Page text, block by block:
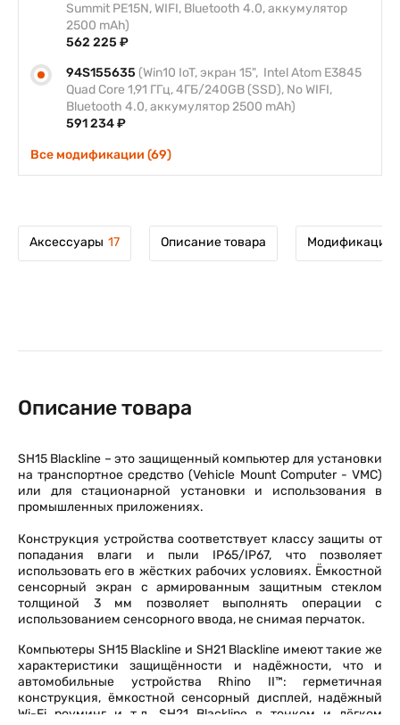
Summit PE15N, WIFI, Bluetooth 4.0, аккумулятор
2500 mAh)
562 225 ₽
94S155635 (Win10 IoT, экран 15", Intel Atom E3845
Quad Core 1,91 ГГц, 4ГБ/240GB (SSD), No WIFI,
Bluetooth 4.0, аккумулятор 2500 mAh)
591 234 ₽
Все модификации (69)
Аксессуары 17 Описание товара Модификации
Описание товара
SH15 Blackline – это защищенный компьютер для установки
на транспортное средство (Vehicle Mount Computer - VMC)
или для стационарной установки и использования в
промышленных приложениях.
Конструкция устройства соответствует классу защиты от
попадания влаги и пыли IP65/IP67, что позволяет
использовать его в жёстких рабочих условиях. Ёмкостной
сенсорный экран с армированным защитным стеклом
толщиной 3 мм позволяет выполнять операции с
использованием сенсорного ввода, не снимая перчаток.
Компьютеры SH15 Blackline и SH21 Blackline имеют такие же
характеристики защищённости и надёжности, что и
автомобильные устройства Rhino II™: герметичная
конструкция, ёмкостной сенсорный дисплей, надёжный
Wi-Fi роуминг и т.д. SH21 Blackline в тонком и лёгком